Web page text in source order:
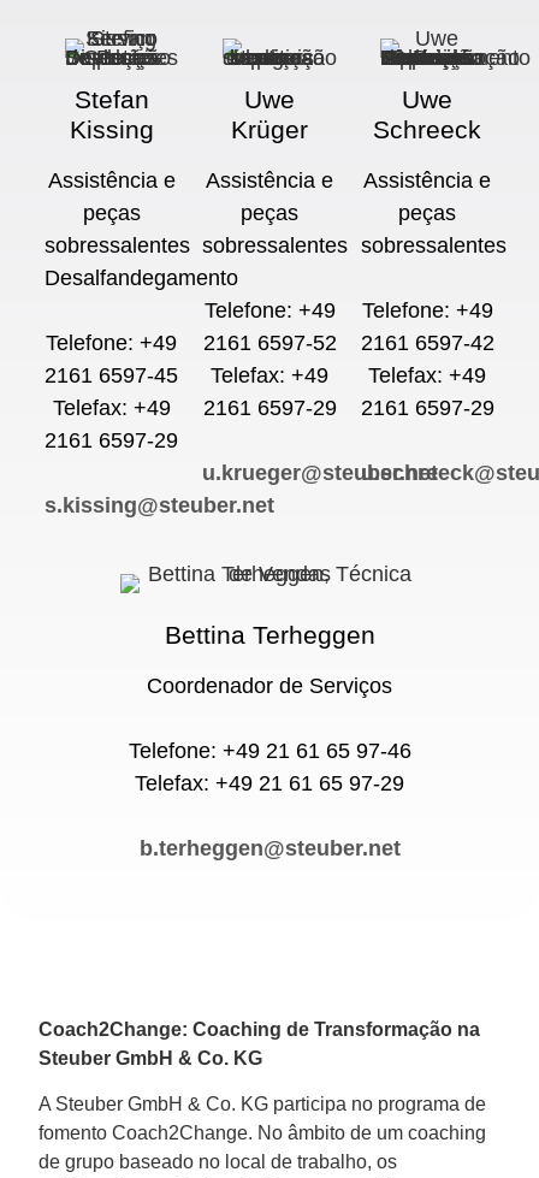
Stefan
Kissing
Assistência e
peças
sobressalentes
Desalfandegamento
Telefone: +49
2161 6597-45
Telefax: +49
2161 6597-29
s.kissing@steuber.net
Uwe
Krüger
Assistência e
peças
sobressalentes
Telefone: +49
2161 6597-52
Telefax: +49
2161 6597-29
u.krueger@steuber.net
Uwe
Schreeck
Assistência e
peças
sobressalentes
Telefone: +49
2161 6597-42
Telefax: +49
2161 6597-29
Bettina Terheggen
Coordenador de Serviços
Telefone: +49 21 61 65 97-46
Telefax: +49 21 61 65 97-29
b.terheggen@steuber.net
Coach2Change: Coaching de Transformação na
Steuber GmbH & Co. KG
A Steuber GmbH & Co. KG participa no programa de
fomento Coach2Change. No âmbito de um coaching
de grupo baseado no local de trabalho, os